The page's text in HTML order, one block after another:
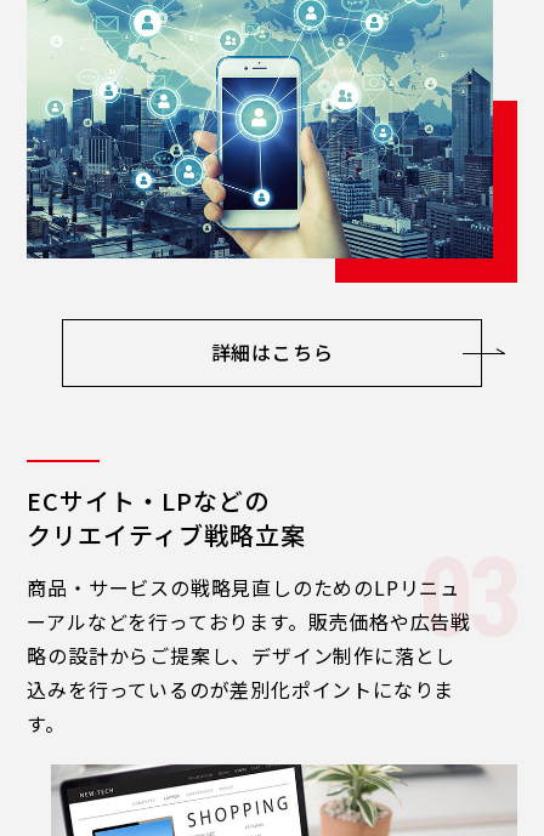
詳細はこちら
ECサイト・LPなどの
クリエイティブ戦略立案
商品・サービスの戦略見直しのためのLPリニュ
ーアルなどを行っております。販売価格や広告戦
略の設計からご提案し、デザイン制作に落とし
込みを行っているのが差別化ポイントになりま
す。